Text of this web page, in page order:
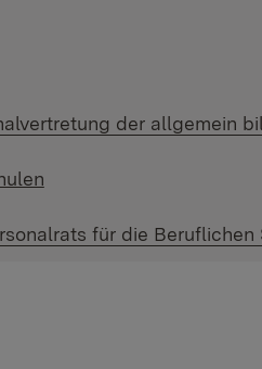
der allgemein
für die Beruflichen